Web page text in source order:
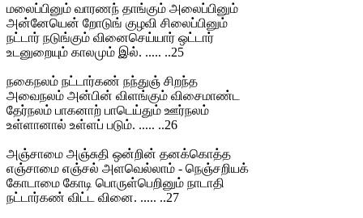
மலைப்பினும் வாரணந் தாங்கும் அலைப்பினும்
அன்னேயென் றோடுங் குழவி சிலைப்பினும்
நட்டார் நடுங்கும் வினைசெய்யார் ஒட்டார்
உடனுறையும் காலமும் இல். ..... ..25
நகைநலம் நட்டார்கண் நந்துஞ் சிறந்த
அவைநலம் அன்பின் விளங்கும் விசைமாண்ட
தேர்நலம் பாகனாற் பாடெய்தும் ஊர்நலம்
உள்ளானால் உள்ளப் படும். ..... ..26
அஞ்சாமை அஞ்சுதி ஒன்றின் தனக்கொத்த
எஞ்சாமை எஞ்சல் அளவெல்லாம் - நெஞ்சறியக்
கோடாமை கோடி பொருள்பெறினும் நாடாதி
நட்டார்கண் விட்ட வினை. ..... ..27